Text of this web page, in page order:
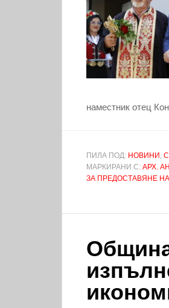
наместник отец
ПИЛА ПОД: НОВИНИ ,
МАРКИРАНИ С: АРХ.
ЗА ПРЕДОСТАВЯНЕ